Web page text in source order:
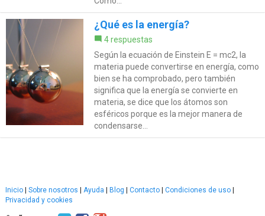
¿Qué es la energía?
4 respuestas
Según la ecuación de Einstein E = mc2, la
materia puede convertirse en energía, como
bien se ha comprobado, pero también
significa que la energía se convierte en
materia, se dice que los átomos son
esféricos porque es la mejor manera de
condensarse...
Inicio | Sobre nosotros | Ayuda | Blog | Contacto | Condiciones de uso |
Privacidad y cookies